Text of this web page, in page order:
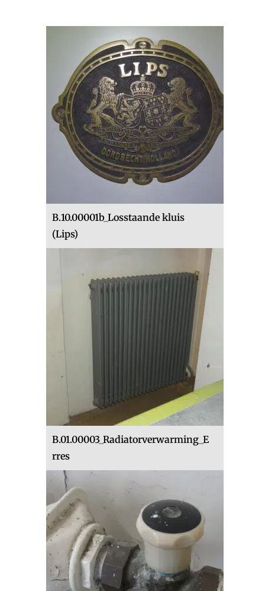
B.10.00001b_Losstaande kluis
(Lips)
B.01.00003_Radiatorverwarming_E
rres